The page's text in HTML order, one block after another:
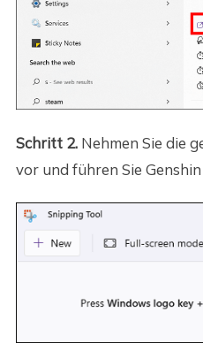
Schritt 2.Nehmen Sie die
vor und führen Sie